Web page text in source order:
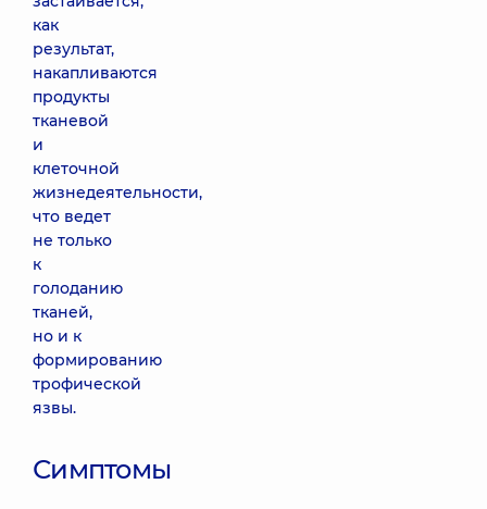
как
результат,
накапливаются
продукты
тканевой
и
клеточной
жизнедеятельности,
что ведет
не только
к
голоданию
тканей,
но и к
формированию
трофической
язвы.
Симптомы